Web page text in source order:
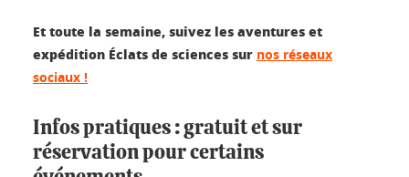
Et toute la semaine, suivez les aventures et
expédition Éclats de sciences sur nos réseaux
sociaux !
Infos pratiques : gratuit et sur
réservation pour certains